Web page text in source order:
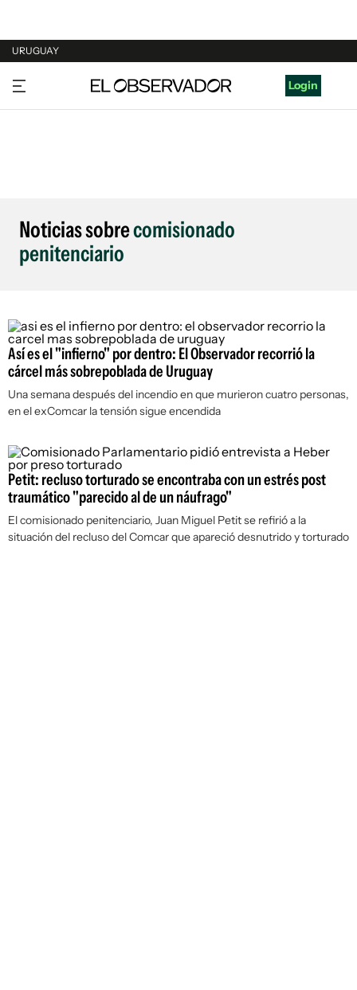
URUGUAY
URUGUAY
ARGENTINA
Login
Noticias sobrecomisionado
penitenciario
Así es el "infierno" por dentro: El Observador recorrió la
cárcel más sobrepoblada de Uruguay
Una semana después del incendio en que murieron cuatro personas,
en el exComcar la tensión sigue encendida
Petit: recluso torturado se encontraba con un estrés post
traumático "parecido al de un náufrago"
El comisionado penitenciario, Juan Miguel Petit se refirió a la
situación del recluso del Comcar que apareció desnutrido y torturado